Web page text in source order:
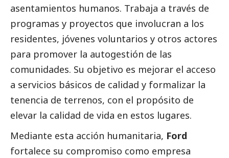
asentamientos humanos. Trabaja a través de
programas y proyectos que involucran a los
residentes, jóvenes voluntarios y otros actores
para promover la autogestión de las
comunidades. Su objetivo es mejorar el acceso
a servicios básicos de calidad y formalizar la
tenencia de terrenos, con el propósito de
elevar la calidad de vida en estos lugares.
Mediante esta acción humanitaria, Ford
fortalece su compromiso como empresa